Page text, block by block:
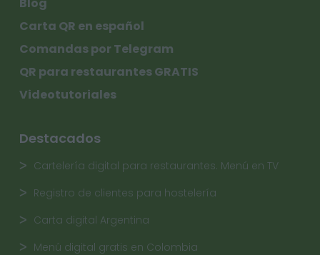
Carta QR en español
Comandas por Telegram
QR para restaurantes GRATIS
Videotutoriales
Destacados
Cartelería digital para restaurantes. Menú en TV
Registro de clientes para hostelería
Carta digital Argentina
Menú digital gratis en Colombia